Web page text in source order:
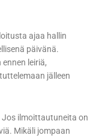
ajaa hallin
päivänä.
leiriä,
jälleen
Jos ilmoittautuneita on
Mikäli jompaan